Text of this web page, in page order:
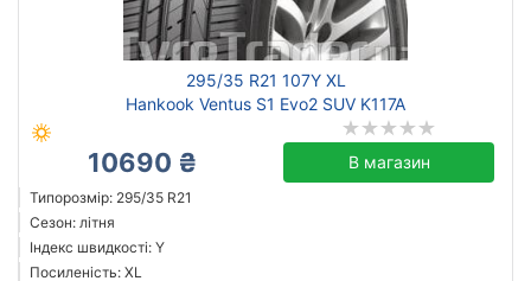
295/35 R21 107Y XL
Hankook Ventus S1 Evo2 SUV K117A
10690 ₴ В магазин
Типорозмір: 295/35 R21
Сезон: літня
Індекс швидкості: Y
Посиленість: XL